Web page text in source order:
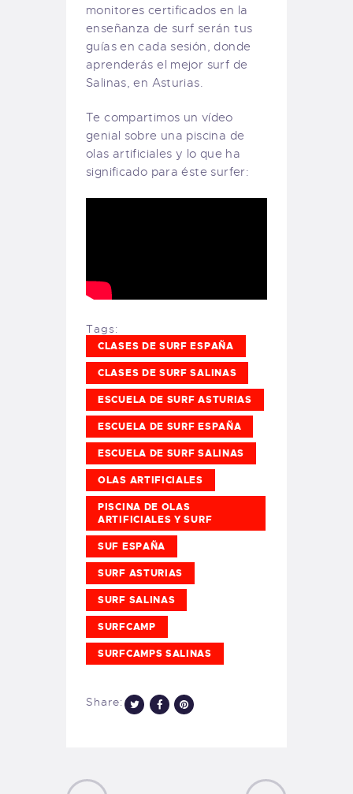
monitores certificados en la
enseñanza de surf serán tus
guías en cada sesión, donde
aprenderás el mejor surf de
Salinas, en Asturias.
Te compartimos un vídeo
genial sobre una piscina de
olas artificiales y lo que ha
significado para éste surfer:
Tags:
CLASES DE SURF ESPAÑA
CLASES DE SURF SALINAS
ESCUELA DE SURF ASTURIAS
ESCUELA DE SURF ESPAÑA
ESCUELA DE SURF SALINAS
OLAS ARTIFICIALES
PISCINA DE OLAS
ARTIFICIALES Y SURF
SUF ESPAÑA
SURF ASTURIAS
SURF SALINAS
SURFCAMP
SURFCAMPS SALINAS
Share: